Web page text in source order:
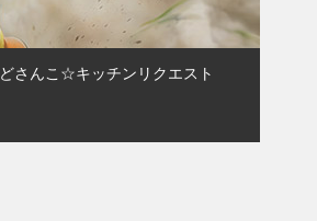
どさんこ☆キッチンリクエスト